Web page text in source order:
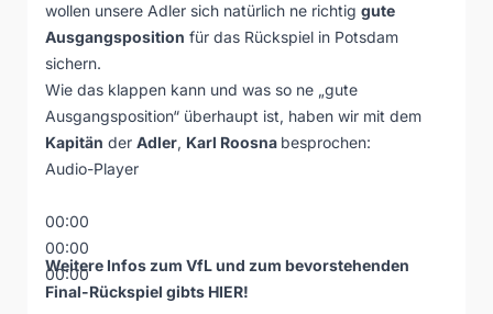
wollen unsere Adler sich natürlich ne richtig gute
Ausgangsposition für das Rückspiel in Potsdam
sichern.
Wie das klappen kann und was so ne „gute
Ausgangsposition“ überhaupt ist, haben wir mit dem
Kapitän der Adler, Karl Roosna besprochen:
Audio-Player
00:00
00:00
00:00
Weitere Infos zum VfL und zum bevorstehenden
Final-Rückspiel gibts HIER!